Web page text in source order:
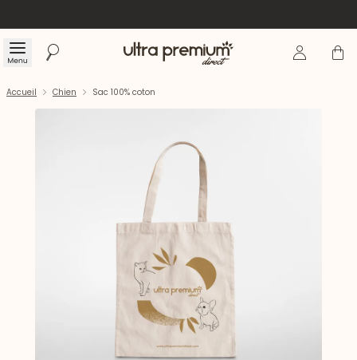
Menu Rechercher Accueil Se Panier
Accueil Chien Sac 100% coton